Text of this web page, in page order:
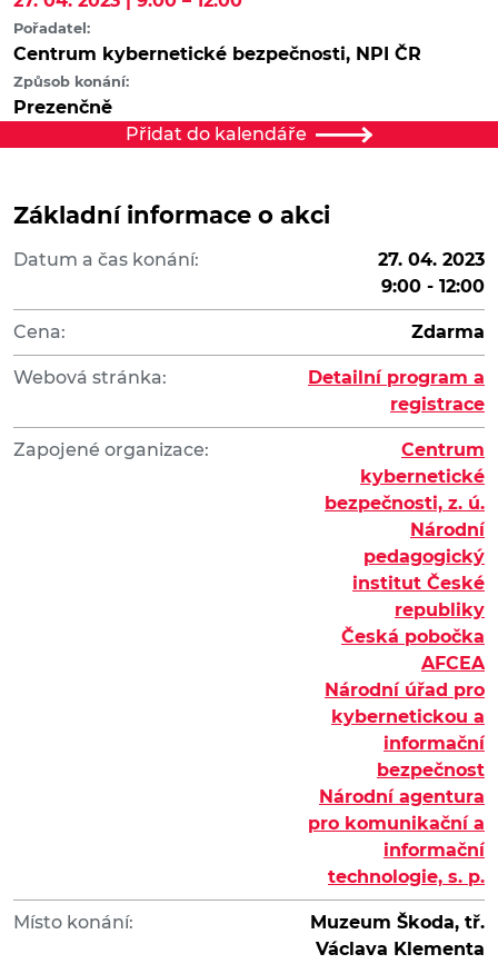
Pořadatel:
Centrum kybernetické bezpečnosti, NPI ČR
Způsob konání:
Prezenčně
Přidat do kalendáře
Základní informace o akci
Datum a čas konání:
27. 04. 2023
9:00 - 12:00
Cena: Zdarma
Webová stránka:
Detailní program a
registrace
Zapojené organizace:
Centrum
kybernetické
bezpečnosti, z. ú.
Národní
pedagogický
institut České
republiky
Česká pobočka
AFCEA
Národní úřad pro
kybernetickou a
informační
bezpečnost
Národní agentura
pro komunikační a
informační
technologie, s. p.
Místo konání:
Muzeum Škoda, tř.
Václava Klementa